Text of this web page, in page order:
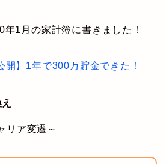
1月の家計簿に書きました！
開】1年で300万貯金できた！
リア変遷～